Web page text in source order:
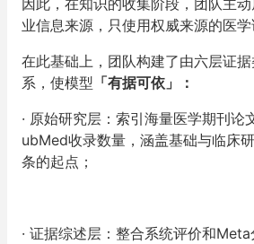
业信息来源，只使用权威来源的医学
在此基础上，团队构建了由六层证
系，使模型 「有据可依」
：
· 原始研究层 ：索引海量医学期刊
ubMed收录数量，涵盖基础与临床
条的起点；
· 证据综述层 ：整合系统评价和